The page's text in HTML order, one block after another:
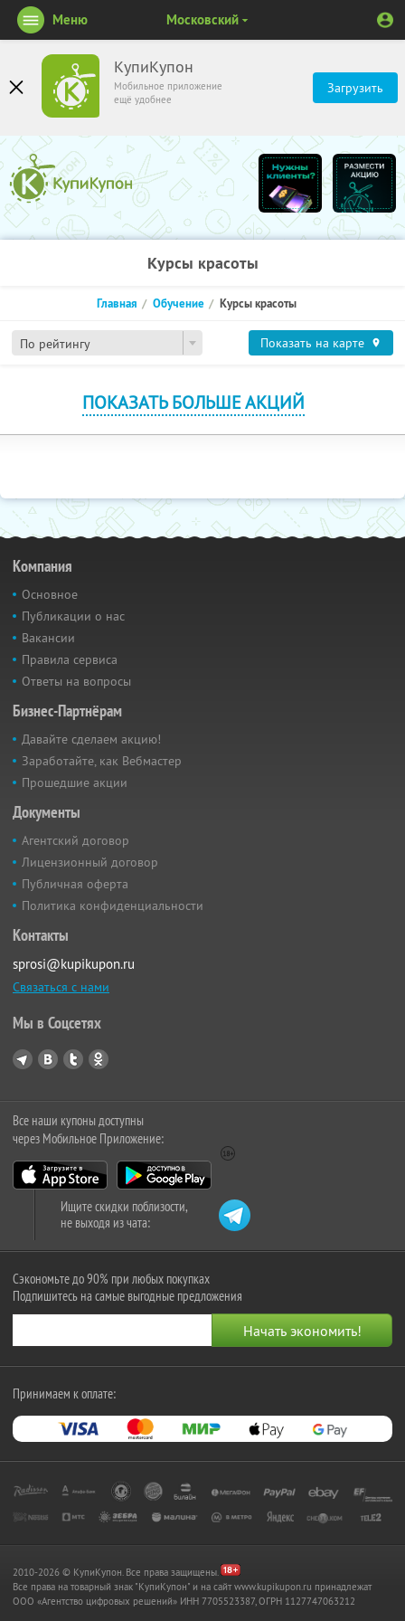
КупиКупон
Мобильное приложение
ещё удобнее
Загрузить
Меню Московский
Курсы красоты
По рейтингу
Главная Обучение Курсы красоты
Показать на карте
ПОКАЗАТЬ БОЛЬШЕ АКЦИЙ
Компания
Основное
Публикации о нас
Вакансии
Правила сервиса
Ответы на вопросы
Бизнес-Партнёрам
Давайте сделаем акцию!
Заработайте, как Вебмастер
Прошедшие акции
Документы
Агентский договор
Лицензионный договор
Публичная оферта
Политика конфиденциальности
Контакты
sprosi@kupikupon.ru
Связаться с нами
Мы в Соцсетях
Все наши купоны доступны
через Мобильное Приложение:
Ищите скидки поблизости,
не выходя из чата:
Сэкономьте до 90% при любых покупках
Подпишитесь на самые выгодные предложения
Принимаем к оплате:
2010-2026 © КупиКупон. Все права защищены.
Все права на товарный знак "КупиКупон" и на сайт www.kupikupon.ru принадлежат
OOO «Агентство цифровых решений» ИНН 7705523387, ОГРН 1127747063212